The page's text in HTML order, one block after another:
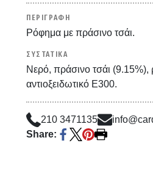
ΠΕΡΙΓΡΑΦΗ
Ρόφημα με πράσινο τσάι.
ΣΥΣΤΑΤΙΚΑ
Νερό, πράσινο τσάι (9.15%),
αντιοξειδωτικό Ε300.
210 3471135
Share: